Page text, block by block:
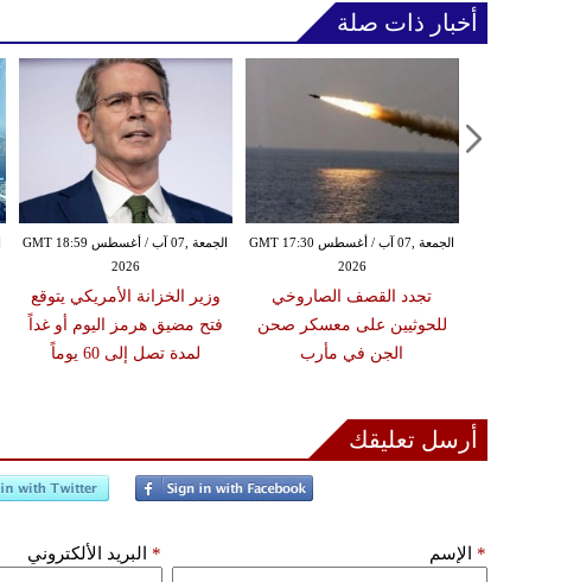
أخبار ذات صلة
الجمعة ,07 آب / أغسطس GMT 18:59
2026
وزير الخزانة الأمريكي يتوقع
فتح مضيق هرمز اليوم أو غداً
لمدة تصل إلى 60 يوماً
الجمعة ,07 آب / أغسطس GMT 17:30
2026
تجدد القصف الصاروخي
للحوثيين على معسكر صحن
الجن في مأرب
أرسل تعليقك
الإسم * البريد الألكتروني *